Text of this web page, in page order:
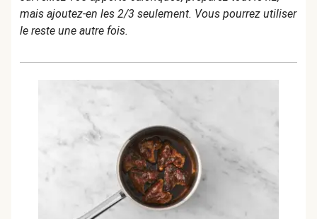
mais ajoutez-en les 2/3 seulement. Vous pourrez utiliser
le reste une autre fois.